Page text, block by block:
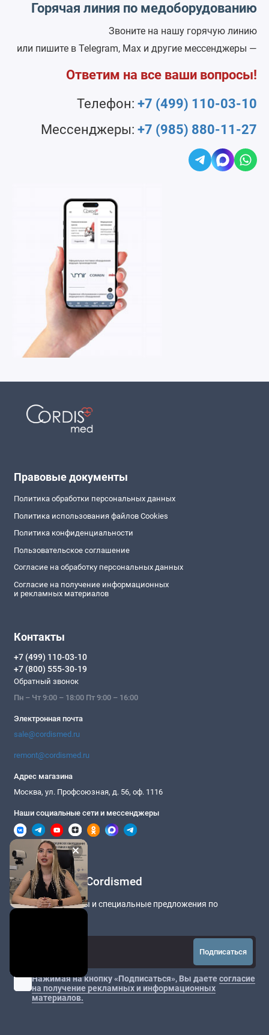
Горячая линия по медоборудованию
Звоните на нашу горячую линию
или пишите в Telegram, Max и другие мессенджеры —
Ответим на все ваши вопросы!
Телефон: +7 (499) 110-03-10
Мессенджеры: +7 (985) 880-11-27
Правовые документы
Политика обработки персональных данных
Политика использования файлов Cookies
Политика конфиденциальности
Пользовательское соглашение
Согласие на обработку персональных данных
Согласие на получение информационных
и рекламных материалов
Контакты
+7 (499) 110-03-10
+7 (800) 555-30-19
Обратный звонок
Пн – Чт 9:00 – 18:00 Пт 9:00 – 16:00
Электронная почта
sale@cordismed.ru
remont@cordismed.ru
Адрес магазина
Москва, ул. Профсоюзная, д. 56, оф. 1116
Наши социальные сети и мессенджеры
Подписка на Cordismed
Новости медицины и специальные предложения по
Подписаться
Нажимая на кнопку «Подписаться», Вы даетесогласие
на получение рекламных и информационных
материалов.